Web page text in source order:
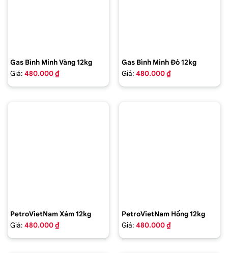
Gas Bình Minh Vàng 12kg
Giá: 480.000 ₫
Gas Bình Minh Đỏ 12kg
Giá: 480.000 ₫
PetroVietNam Xám 12kg
Giá: 480.000 ₫
PetroVietNam Hồng 12kg
Giá: 480.000 ₫